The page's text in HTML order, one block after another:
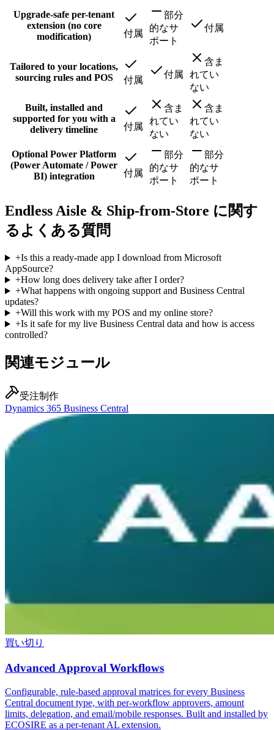
Upgrade-safe per-tenant
extension (no core
modification)
付属
部分
的なサ
ポート
付属
Tailored to your locations,
sourcing rules and POS
付属
付属
含ま
れてい
ない
Built, installed and
supported for you with a
delivery timeline
付属
含ま
れてい
ない
含ま
れてい
ない
Optional Power Platform
(Power Automate / Power
BI) integration
付属
部分
的なサ
ポート
部分
的なサ
ポート
Endless Aisle & Ship-from-Store に関す
るよくある質問
+Is this a ready-made app I download from Microsoft
AppSource?
+How long does delivery take after I order?
+What happens with ongoing support and Business Central
updates?
+Will this work with my POS and my online store?
+Is it safe for my live Business Central data and how is access
controlled?
関連モジュール
受注制作
Dynamics 365 Business Central
買い切り
Advanced Approval Workflows
Configurable, rule-based approval matrices for every Business
Central document type, with per-workflow approvers, amount
limits, delegation, and email/mobile responses. Built and installed by
ECOSIRE as a per-tenant AL extension.